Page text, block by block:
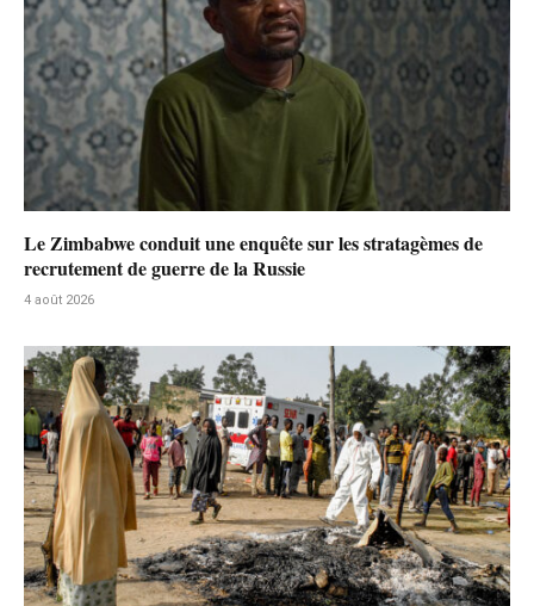
Le Zimbabwe conduit une enquête sur les stratagèmes de
recrutement de guerre de la Russie
4 août 2026